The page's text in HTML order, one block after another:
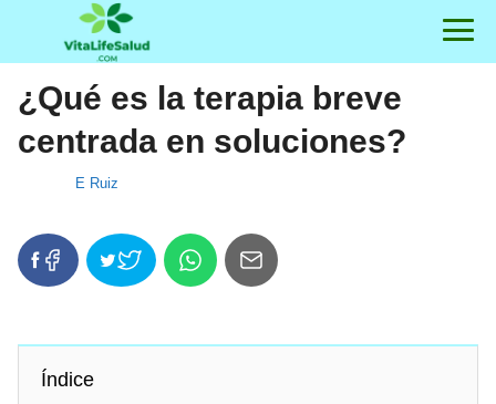
¿Qué es la terapia breve
centrada en soluciones?
E Ruiz
Índice